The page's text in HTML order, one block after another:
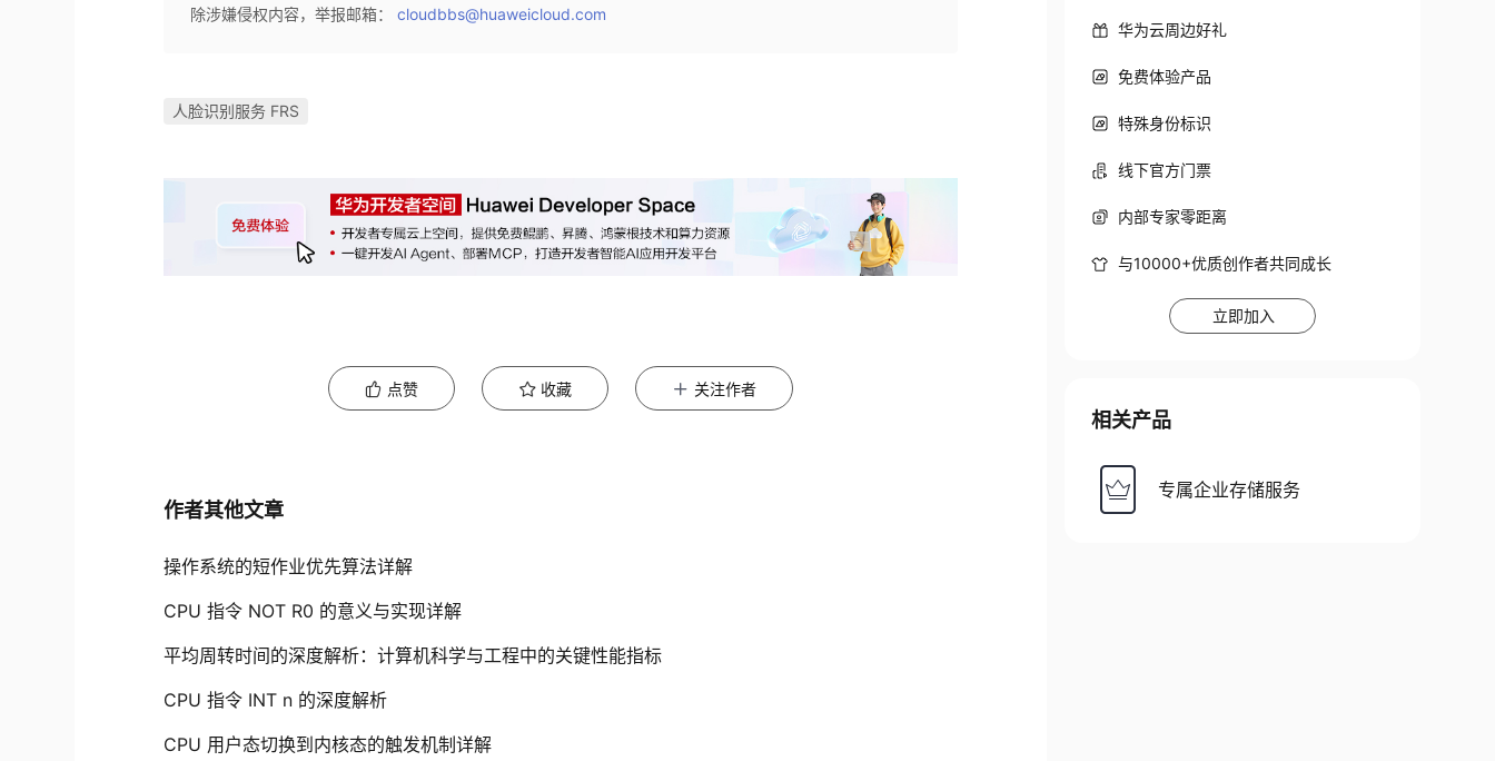
除涉嫌侵权内容，举报邮箱：cloudbbs@huaweicloud.com
人脸识别服务 FRS
点赞 收藏 关注作者
作者其他文章
操作系统的短作业优先算法详解
CPU 指令 NOT R0 的意义与实现详解
平均周转时间的深度解析：计算机科学与工程中的关键性能指标
CPU 指令 INT n 的深度解析
CPU 用户态切换到内核态的触发机制详解
华为云周边好礼
免费体验产品
特殊身份标识
线下官方门票
内部专家零距离
与10000+优质创作者共同成长
立即加入
相关产品
专属企业存储服务